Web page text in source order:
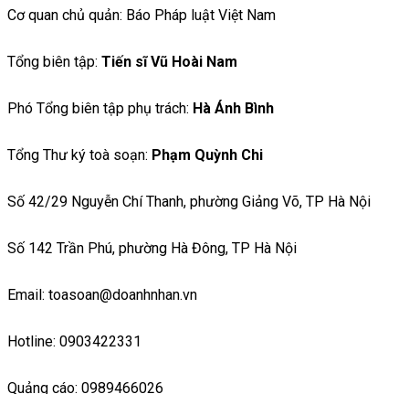
Cơ quan chủ quản: Báo Pháp luật Việt Nam
Tổng biên tập: Tiến sĩ Vũ Hoài Nam
Phó Tổng biên tập phụ trách: Hà Ánh Bình
Tổng Thư ký toà soạn: Phạm Quỳnh Chi
Số 42/29 Nguyễn Chí Thanh, phường Giảng Võ, TP Hà Nội
Số 142 Trần Phú, phường Hà Đông, TP Hà Nội
Email: toasoan@doanhnhan.vn
Hotline: 0903422331
Quảng cáo: 0989466026